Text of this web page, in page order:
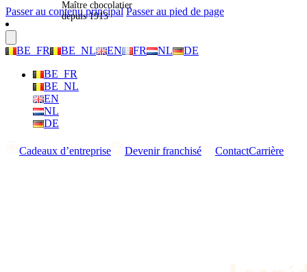
Passer au contenu principal Passer au pied de page
BE_FR BE_NL EN FR NL
DE
BE_FR
BE_NL
EN
NL
DE
Cadeaux d’entreprise Devenir franchisé ContactCarrière
Maître chocolatier
depuis 1913